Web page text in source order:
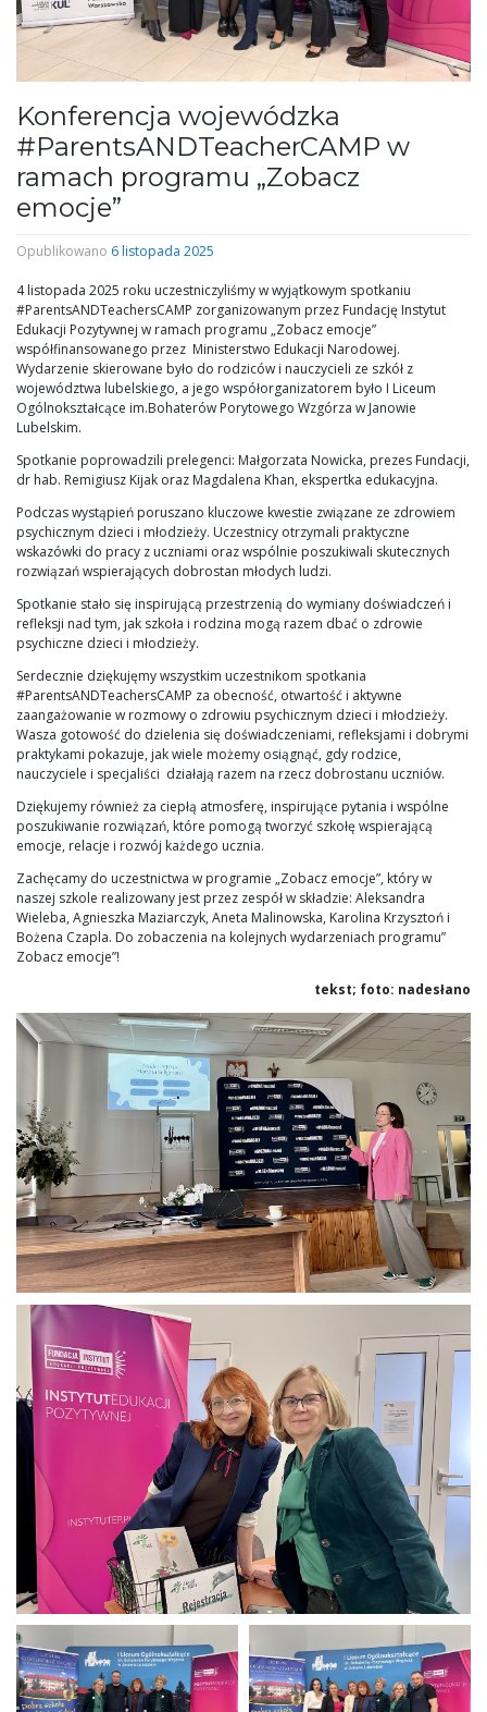
Konferencja wojewódzka
#ParentsANDTeacherCAMP w
ramach programu „Zobacz
emocje”
Opublikowano 6 listopada 2025
4 listopada 2025 roku uczestniczyliśmy w wyjątkowym spotkaniu
#ParentsANDTeachersCAMP zorganizowanym przez Fundację Instytut
Edukacji Pozytywnej w ramach programu „Zobacz emocje”
współfinansowanego przez Ministerstwo Edukacji Narodowej.
Wydarzenie skierowane było do rodziców i nauczycieli ze szkół z
województwa lubelskiego, a jego współorganizatorem było I Liceum
Ogólnokształcące im.Bohaterów Porytowego Wzgórza w Janowie
Lubelskim.
Spotkanie poprowadzili prelegenci: Małgorzata Nowicka, prezes Fundacji,
dr hab. Remigiusz Kijak oraz Magdalena Khan, ekspertka edukacyjna.
Podczas wystąpień poruszano kluczowe kwestie związane ze zdrowiem
psychicznym dzieci i młodzieży. Uczestnicy otrzymali praktyczne
wskazówki do pracy z uczniami oraz wspólnie poszukiwali skutecznych
rozwiązań wspierających dobrostan młodych ludzi.
Spotkanie stało się inspirującą przestrzenią do wymiany doświadczeń i
refleksji nad tym, jak szkoła i rodzina mogą razem dbać o zdrowie
psychiczne dzieci i młodzieży.
Serdecznie dziękujęmy wszystkim uczestnikom spotkania
#ParentsANDTeachersCAMP za obecność, otwartość i aktywne
zaangażowanie w rozmowy o zdrowiu psychicznym dzieci i młodzieży.
Wasza gotowość do dzielenia się doświadczeniami, refleksjami i dobrymi
praktykami pokazuje, jak wiele możemy osiągnąć, gdy rodzice,
nauczyciele i specjaliści działają razem na rzecz dobrostanu uczniów.
Dziękujemy również za ciepłą atmosferę, inspirujące pytania i wspólne
poszukiwanie rozwiązań, które pomogą tworzyć szkołę wspierającą
emocje, relacje i rozwój każdego ucznia.
Zachęcamy do uczestnictwa w programie „Zobacz emocje”, który w
naszej szkole realizowany jest przez zespół w składzie: Aleksandra
Wieleba, Agnieszka Maziarczyk, Aneta Malinowska, Karolina Krzysztoń i
Bożena Czapla. Do zobaczenia na kolejnych wydarzeniach programu”
Zobacz emocje”!
tekst; foto: nadesłano